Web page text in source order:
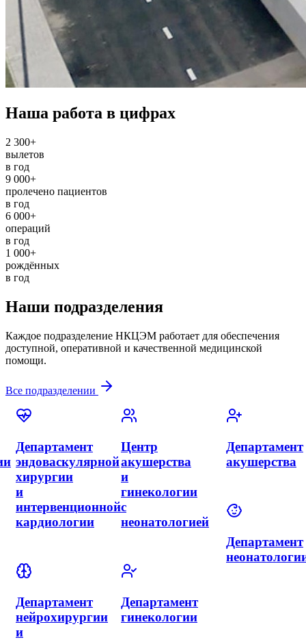
Наша работа в цифрах
2 300+
вылетов
в год
9 000+
пролечено пациентов
в год
6 000+
операций
в год
1 000+
рождённых
в год
Наши подразделения
Каждое подразделение НКЦЭМ работает для обеспечения
доступной, оперативной и качественной медицинской
помощи.
Все подразделении
Департамент
урологии
септической
с
комбустиологией
Департамент
политравмы
хирургии
Департамент
терапии
г. Алматы